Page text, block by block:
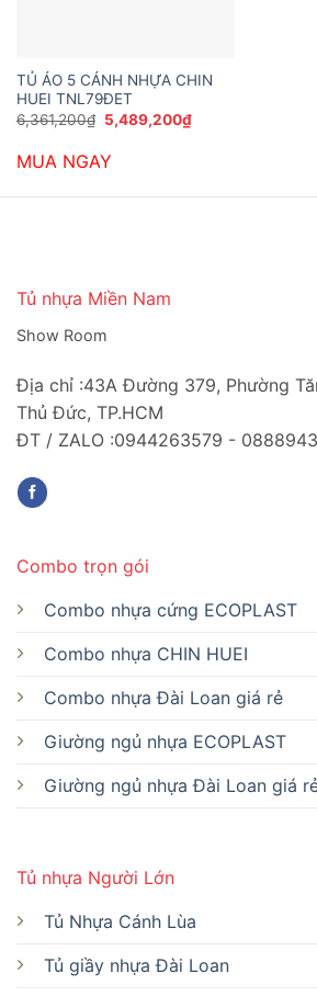
TỦ ÁO 5 CÁNH NHỰA CHIN
HUEI TNL79ĐET
6,361,200₫ Giá
gốc
6,361,200₫.
5,489,200₫Giá
hiện
MUA NGAY
Tủ nhựa Miền Nam
Show Room
Địa chỉ :43A Đường 379, Phường
Thủ Đức, TP.HCM
ĐT / ZALO :0944263579 -
Tủ nhựa Người Lớn
Tủ Nhựa Cánh Lùa
Tủ giầy nhựa Đài Loan
Combo trọn gói
Combo nhựa cứng ECOPLAST
Combo nhựa CHIN HUEI
Combo nhựa Đài Loan giá rẻ
Giường ngủ nhựa ECOPLAST
Giường ngủ nhựa Đài Loan giá